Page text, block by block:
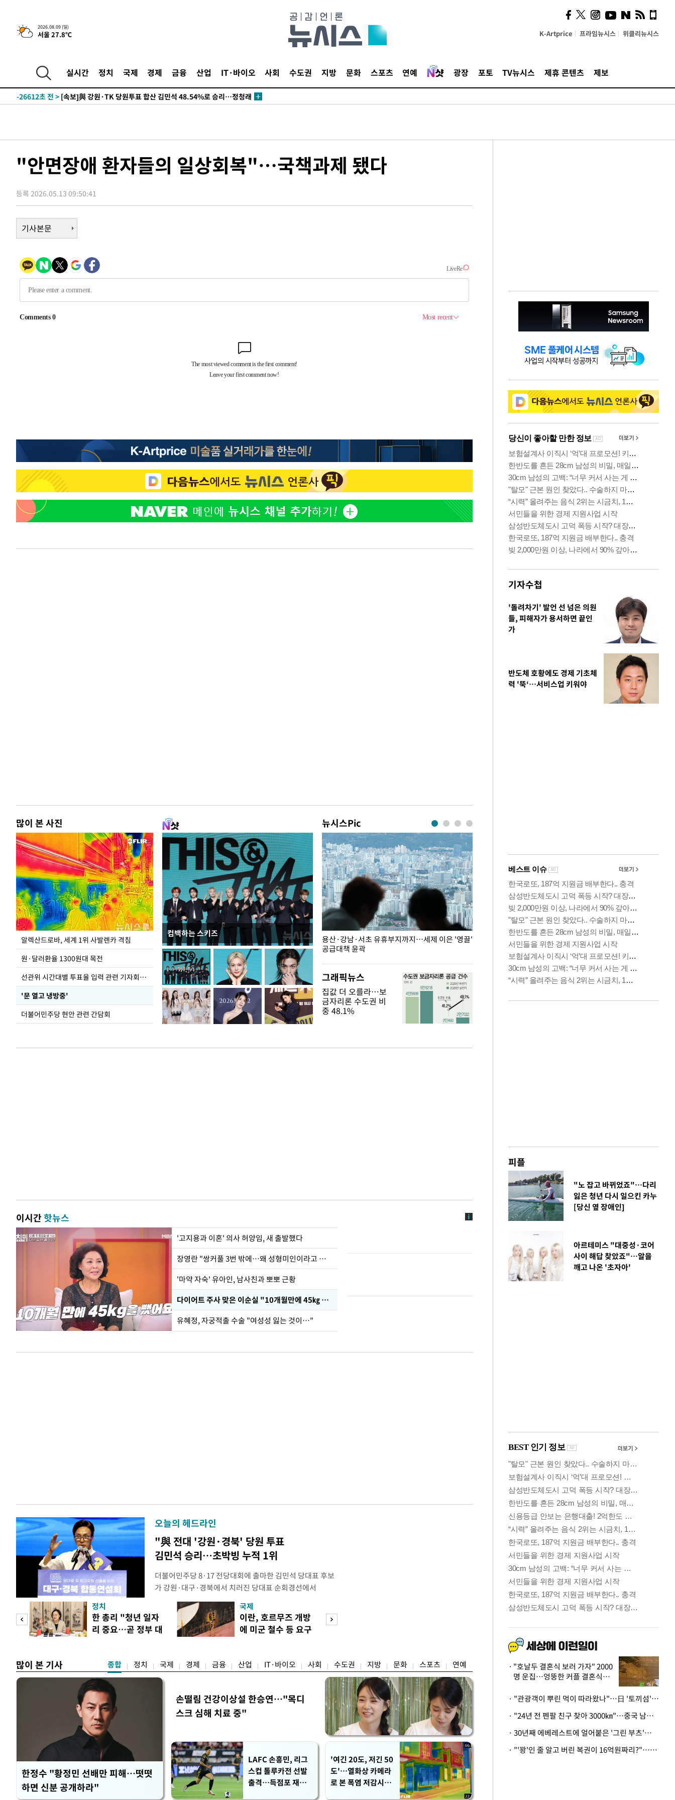
2026.08.09 (일)
서울 27.8℃ K-Artprice 프라임뉴시스 위클리뉴시스
실시간 정치 국제 경제 금융 산업 IT·바이오 사회 수도권 지방 문화 스포츠 연예 광장 포토 TV뉴시스 제휴 콘텐츠 제보
4시간 전 >[속보]美중부 사령관, 이스라엘 긴급방문 다중화된 전선 상황 논의
-30636초 전 >
태풍 돌핀, 중 저장성 타이저우시 해안에 상륙 (1보)
-27982초 전 >
-26612초 전 > [속보]與 강원·TK 당원투표 합산 김민석 48.54%로 승리…정청래
-25593초 전 >[속보]與 당대표 경선, 경북 권리당원 투표 김민석 47.37%·정청래
46.35%
-25292초 전 >[속보]與 당대표 경선, 강원 권리당원 투표 김민석 승리…50.30%
-15852초 전 >[속보]장은수, KLPGA 제주삼다수 역전 우승…데뷔 10년 차에 첫
정상
-11217초 전 >"얼마나 더웠으면"…안동 물길공원서 헤엄친 구렁이 '소동'
-11144초 전 >
-10416초 전 >'2경기 연속 침묵' 손흥민, 톨루카전 68분만 뛰고 슈팅 0개
1시간 전 > '여긴 20도, 저긴 50도'…열화상 카메라로 본 폭염 저감시설 '온도차'
1시간 전 >콜롬비아 신임 우파 대통령 취임 하루만에 차량폭탄 폭발 사건
3시간 전 >튀르키예 외무장관, "메카 3국 방위협정은 이란이 목표 아냐 " 밝혀
4시간 전 >[속보]美중부 사령관, 이스라엘 긴급방문 다중화된 전선 상황 논의
AT마드리드 데뷔 앞둔 이강인, 맨시티전 선발 대신 '벤치 시작'
[속보]與 강원·TK 당원투표 합산 김민석 48.54%로 승리…정청래
46.35%
-25292초 전 >
[속보]與 당대표 경선, 강원 권리당원 투표 김민석 승리…50.30%
득표
-23210초 전 >"일본축구협회, 대한축구협회 성 접대 의혹 심판 조사"
-15852초 전 >
[속보]장은수, KLPGA 제주삼다수 역전 우승…데뷔 10년 차에 첫
정상
-11217초 전 >"얼마나 더웠으면"…안동 물길공원서 헤엄친 구렁이 '소동'
-11144초 전 >
손흥민, 68분 뛰고 2경기 침묵…LAFC, 톨루카에 1-0 승리(종합)
-10416초 전 >
'2경기 연속 침묵' 손흥민, 톨루카전 68분만 뛰고 슈팅 0개
1시간 전 >'여긴 20도, 저긴 50도'…열화상 카메라로 본 폭염 저감시설 '온도차'
"안면장애 환자들의 일상회복"…국책과제 됐다
등록 2026.05.13 09:50:41
기사본문
많이 본 사진
알렉산드로바, 세계 1위 사발렌카 격침
원·달러환율 1300원대 목전
선관위 시간대별 투표율 입력 관련 기자회견하는 주진우 의원
'문 열고 냉방중'
더불어민주당 현안 관련 간담회
컴백하는 스키즈
뉴시스Pic
주유소 기름값 12주째 하락, L당 1천800원대
용산·강남·서초 유휴부지까지…세제 이은 '영끌'
공급대책 윤곽
폭염 속 주말 풍경은?
극한 폭염에 바
그래픽뉴스
집값 더 오를라…보
금자리론 수도권 비
중 48.1%
이시간핫뉴스
'고지용과 이혼' 의사 허양임, 새 출발했다
장영란 "쌍커풀 3번 밖에…왜 성형미인이라고 하냐"
'마약 자숙' 유아인, 남사친과 뽀뽀 근황
다이어트 주사 맞은 이순실 "10개월만에 45㎏ 감량"
유혜정, 자궁적출 수술 "여성성 잃는 것이…"
오늘의 헤드라인
"與 전대 '강원·경북' 당원 투표
김민석 승리…초박빙 누적 1위
더불어민주당 8·17 전당대회에 출마한 김민석 당대표 후보
가 강원·대구·경북에서 치러진 당대표 순회경선에서
48.54%(1만8977표)를 얻어 상대 경쟁주자인 정청래 후보
를 1622표(4.14%p) 차로 제치고 1위를 차지했다. 전날 제주
·인천 권리당원 투표에서도 김 후보가 앞섰다. 이에 따라 누
적 합산(가중치 미반영)에서도 김 후보(46.01%)가
피
정치
한 총리 "청년 일자
리 중요…곧 정부 대
국제
이란, 호르무즈 개방
에 미군 철수 등 요구
금융
피…거래대금 올해
최저
많이 본 기사 종합 정치 국제 경제 금융 산업 IT·바이오 사회 수도권 지방 문화 스포츠 연예
한정수 "황정민 선배만 피해…떳떳
하면 신분 공개하라"
손떨림 건강이상설 한승연…"목디
스크 심해 치료 중"
LAFC 손흥민, 리그
스컵 톨루카전 선발
출격…득점포 재가
'여긴 20도, 저긴 50
도'…열화상 카메라
로 본 폭염 저감시설
기자수첩
'돌려차기' 발언 선 넘은 의원
들, 피해자가 용서하면 끝인
가
반도체 호황에도 경제 기초체
력 '뚝‘…서비스업 키워야
피플
"노 잡고 바뀌었죠"…다리
잃은 청년 다시 일으킨 카누
[당신 옆 장애인]
아르테미스 "대중성·코어
사이 해답 찾았죠"…알을
깨고 나온 '초자아'
"호날두 결혼식 보러 가자" 2000
명 운집…엉뚱한 커플 결혼식에
· "관광객이 뿌린 먹이 따라왔나"…日 '토끼섬' 멧돼지, 토끼까지 사냥
· "24년 전 펜팔 친구 찾아 3000㎞"…중국 남성 사연에 '뭉클'
· 30년째 에베레스트에 얼어붙은 '그린 부츠'…드디어 가족 품으로
· "'꽝'인 줄 알고 버린 복권이 16억원짜리?"…극적으로 되찾은 사연